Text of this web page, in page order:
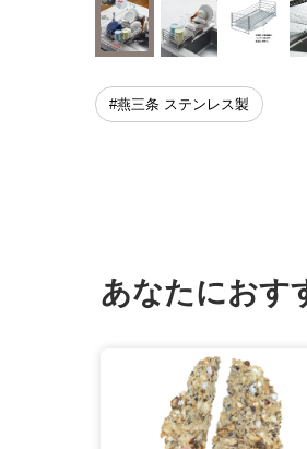
#燕三条 ステンレス製
あなたにおす